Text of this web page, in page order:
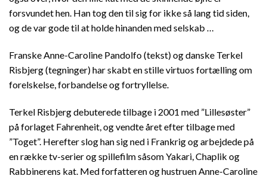
forsvundet hen. Han tog den til sig for ikke så lang tid siden,
og de var gode til at holde hinanden med selskab …
Franske Anne-Caroline Pandolfo (tekst) og danske Terkel
Risbjerg (tegninger) har skabt en stille virtuos fortælling om
forelskelse, forbandelse og fortryllelse.
Terkel Risbjerg debuterede tilbage i 2001 med ”Lillesøster”
på forlaget Fahrenheit, og vendte året efter tilbage med
”Toget”. Herefter slog han sig ned i Frankrig og arbejdede på
en række tv-serier og spillefilm såsom Yakari, Chaplik og
Rabbinerens kat. Med forfatteren og hustruen Anne-Caroline